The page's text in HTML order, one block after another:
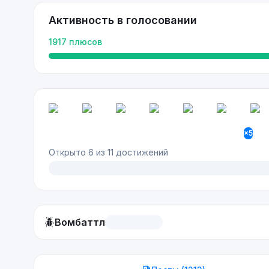
Активность в голосовании
1917 плюсов
×5
Открыто 6 из 11 достижений
🪲Вомбаттл